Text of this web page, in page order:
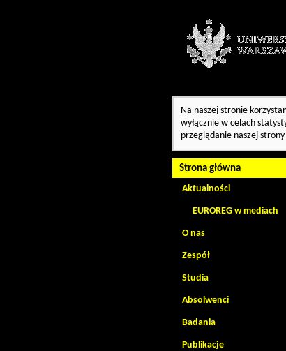
Na naszej stronie
wyłącznie w celach
przeglądanie naszej
Strona główna
Aktualności
EUROREG w mediach
O nas
Zespół
Studia
Absolwenci
Badania
Publikacje